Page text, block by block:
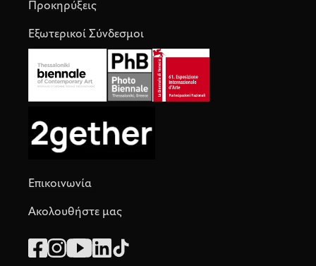
Προκηρύξεις
Εξωτερικοί Σύνδεσμοι
Επικοινωνία
Ακολουθήστε μας